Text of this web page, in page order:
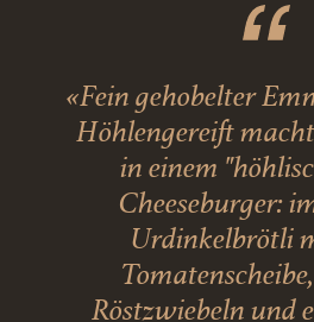
«Fein gehobelter
Höhlengereift
in einem
Cheeseburger:
Urdinkelbrötli
Röstzwiebeln und